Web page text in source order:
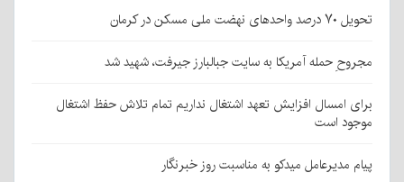
تحویل ۷۰ درصد واحدهای نهضت ملی مسکن در کرمان
مجروحِ حمله آمریکا به سایت جبالبارز جیرفت، شهید شد
برای امسال افزایش تعهد اشتغال نداریم تمام تلاش حفظ اشتغال
موجود است
پیام مدیرعامل میدکو به مناسبت روز خبرنگار